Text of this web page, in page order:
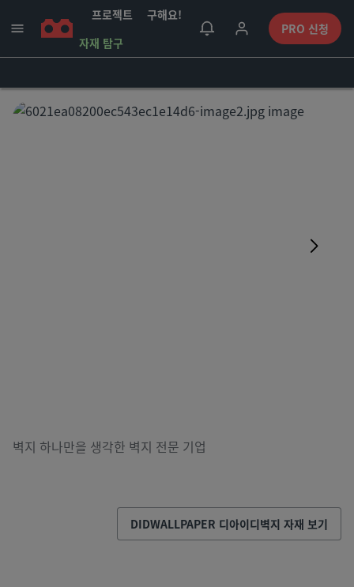
프로젝트
구해요!
자재 탐구
PRO 신청
벽지 하나만을 생각한 벽지 전문 기업
DIDWALLPAPER 디아이디벽지 자재 보기